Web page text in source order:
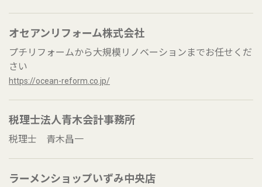
オセアンリフォーム株式会社
プチリフォームから大規模リノベーションまでお任せくだ
さい
https://ocean-reform.co.jp/
税理士法人青木会計事務所
税理士 青木昌一
ラーメンショップいずみ中央店